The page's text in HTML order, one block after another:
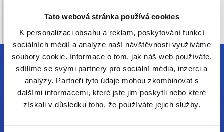
Tato webová stránka používá cookies
K personalizaci obsahu a reklam, poskytování funkcí
sociálních médií a analýze naší návštěvnosti využíváme
soubory cookie. Informace o tom, jak náš web používáte,
sdílíme se svými partnery pro sociální média, inzerci a
analýzy. Partneři tyto údaje mohou zkombinovat s
dalšími informacemi, které jste jim poskytli nebo které
získali v důsledku toho, že používáte jejich služby.
Chci každý pátek vzpruhu z finančního
světa e-mailem. Chráníme vaše osobní
údaje.